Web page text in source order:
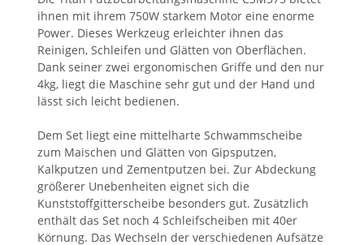
ihnen mit ihrem 750W starkem Motor eine enorme
Power. Dieses Werkzeug erleichter ihnen das
Reinigen, Schleifen und Glätten von Oberflächen.
Dank seiner zwei ergonomischen Griffe und den nur
4kg, liegt die Maschine sehr gut und der Hand und
lässt sich leicht bedienen.
Dem Set liegt eine mittelharte Schwammscheibe
zum Maischen und Glätten von Gipsputzen,
Kalkputzen und Zementputzen bei. Zur Abdeckung
größerer Unebenheiten eignet sich die
Kunststoffgitterscheibe besonders gut. Zusätzlich
enthält das Set noch 4 Schleifscheiben mit 40er
Körnung. Das Wechseln der verschiedenen Aufsätze